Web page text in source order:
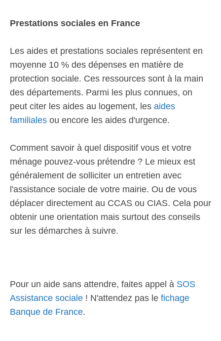
Prestations sociales en France
Les aides et prestations sociales représentent en
moyenne 10 % des dépenses en matière de
protection sociale. Ces ressources sont à la main
des départements. Parmi les plus connues, on
peut citer les aides au logement, les aides
familiales ou encore les aides d'urgence.
Comment savoir à quel dispositif vous et votre
ménage pouvez-vous prétendre ? Le mieux est
généralement de solliciter un entretien avec
l'assistance sociale de votre mairie. Ou de vous
déplacer directement au CCAS ou CIAS. Cela pour
obtenir une orientation mais surtout des conseils
sur les démarches à suivre.
Pour un aide sans attendre, faites appel à SOS
Assistance sociale ! N'attendez pas le fichage
Banque de France.